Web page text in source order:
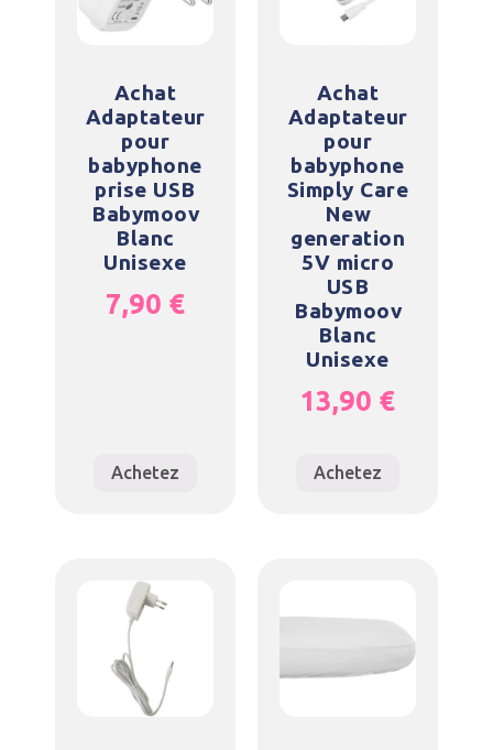
Achat
Adaptateur
pour
babyphone
prise USB
Babymoov
Blanc
Unisexe
7,90 €
Achetez
Achat
Adaptateur
pour
babyphone
Simply Care
New
generation
5V micro
USB
Babymoov
Blanc
Unisexe
13,90 €
Achetez